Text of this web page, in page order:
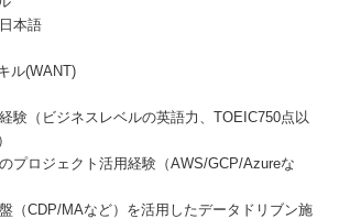
本語
ル(WANT)
験（ビジネスレベルの英語力、TOEIC750点以
プロジェクト活用経験（AWS/GCP/Azureな
（CDP/MAなど）を活用したデータドリブン施